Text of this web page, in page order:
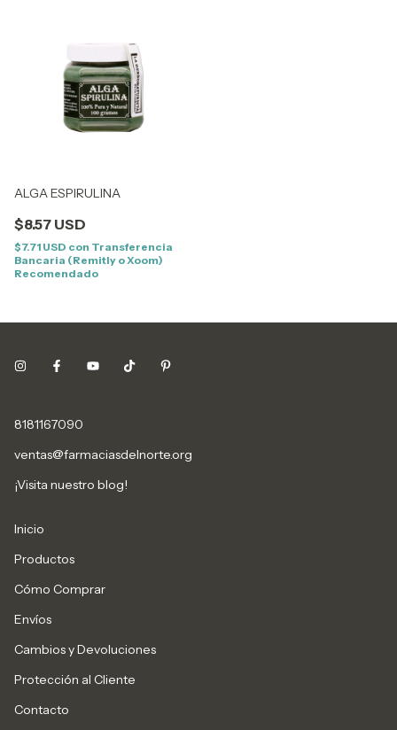
ALGA ESPIRULINA
$8.57 USD
$7.71 USD con Transferencia
Bancaria (Remitly o Xoom)
Recomendado
8181167090
ventas@farmaciasdelnorte.org
¡Visita nuestro blog!
Inicio
Productos
Cómo Comprar
Envíos
Cambios y Devoluciones
Protección al Cliente
Contacto